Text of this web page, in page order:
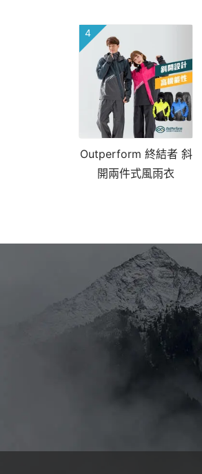
4
Outperform 終結者 斜
開兩件式風雨衣